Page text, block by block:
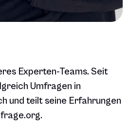
Experten-Teams. Seit
Umfragen in
und teilt seine Erfahrungen